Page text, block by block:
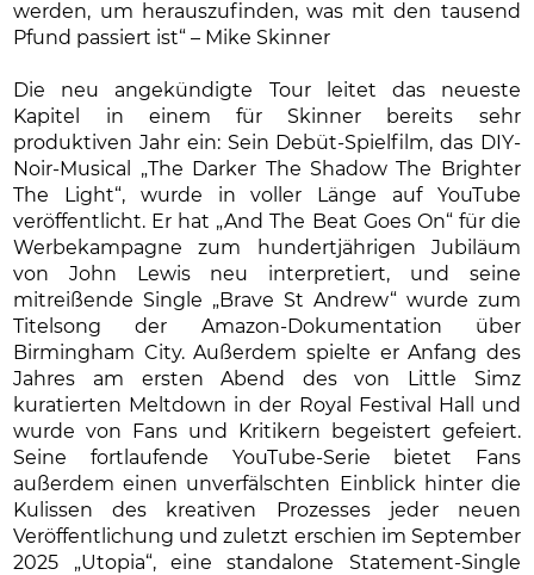
werden, um herauszufinden, was mit den tausend
Pfund passiert ist“ – Mike Skinner
Die neu angekündigte Tour leitet das neueste
Kapitel in einem für Skinner bereits sehr
produktiven Jahr ein: Sein Debüt-Spielfilm, das DIY-
Noir-Musical „The Darker The Shadow The Brighter
The Light“, wurde in voller Länge auf YouTube
veröffentlicht. Er hat „And The Beat Goes On“ für die
Werbekampagne zum hundertjährigen Jubiläum
von John Lewis neu interpretiert, und seine
mitreißende Single „Brave St Andrew“ wurde zum
Titelsong der Amazon-Dokumentation über
Birmingham City. Außerdem spielte er Anfang des
Jahres am ersten Abend des von Little Simz
kuratierten Meltdown in der Royal Festival Hall und
wurde von Fans und Kritikern begeistert gefeiert.
Seine fortlaufende YouTube-Serie bietet Fans
außerdem einen unverfälschten Einblick hinter die
Kulissen des kreativen Prozesses jeder neuen
Veröffentlichung und zuletzt erschien im September
2025 „Utopia“, eine standalone Statement-Single